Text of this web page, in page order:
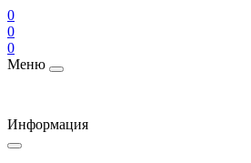
0
0
0
Меню
Информация